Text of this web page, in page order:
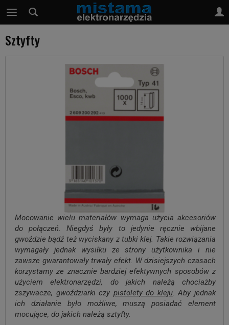
Sztyfty
Mocowanie wielu materiałów wymaga użycia akcesoriów
do połączeń. Niegdyś były to jedynie ręcznie wbijane
gwoździe bądź też wyciskany z tubki klej. Takie rozwiązania
wymagały jednak wysiłku ze strony użytkownika i nie
zawsze gwarantowały trwały efekt. W dzisiejszych czasach
korzystamy ze znacznie bardziej efektywnych sposobów z
użyciem elektronarzędzi, do jakich należą chociażby
zszywacze, gwoździarki czy pistolety do kleju. Aby jednak
ich działanie było możliwe, muszą posiadać element
mocujące, do jakich należą sztyfty.